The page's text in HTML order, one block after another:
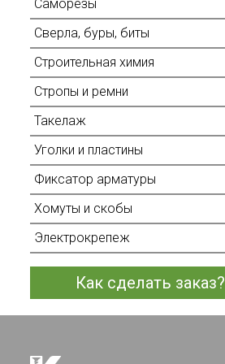
Саморезы
Сверла, буры, биты
Строительная химия
Стропы и ремни
Такелаж
Уголки и пластины
Фиксатор арматуры
Хомуты и скобы
Электрокрепеж
Как сделать заказ?